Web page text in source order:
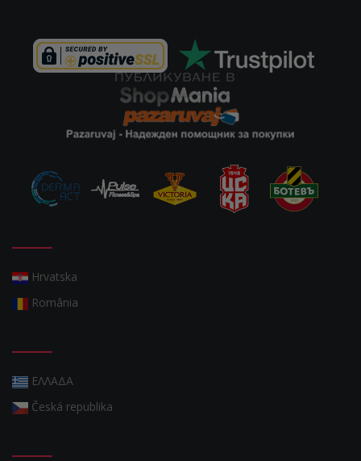
Hrvatska
România
ΕΛΛΑΔΑ
Česká republika